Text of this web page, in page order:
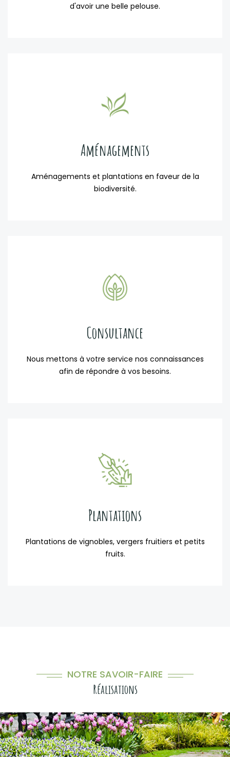
d'avoir une belle pelouse.
Aménagements
Aménagements et plantations en faveur de la
biodiversité.
Consultance
Nous mettons à votre service nos connaissances
afin de répondre à vos besoins.
Plantations
Plantations de vignobles, vergers fruitiers et petits
fruits.
NOTRE SAVOIR-FAIRE
Réalisations